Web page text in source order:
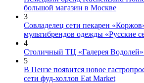
большой магазин в Москве
3
Совладелец сети пекарен
мультибрендов одежды «Русские
4
Столичный ТЦ «Галерея Водолей»
5
В Пензе появится новое
сети фуд-холлов Eat Market